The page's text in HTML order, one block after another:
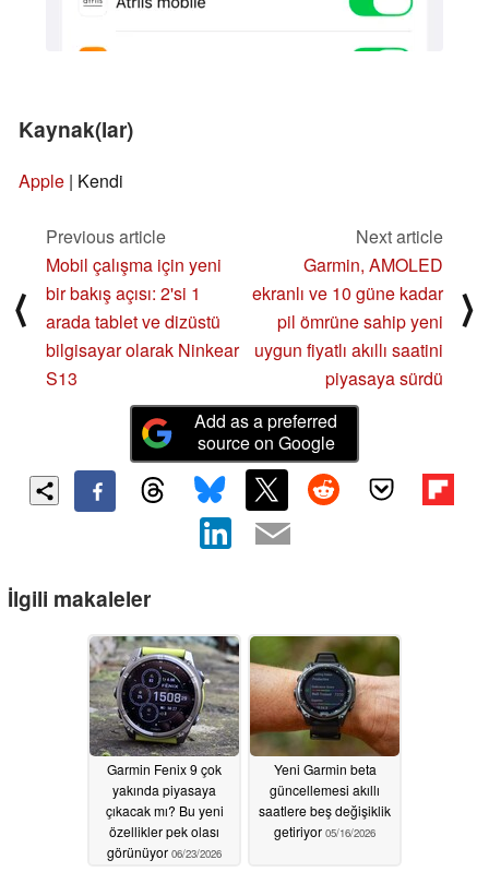
Kaynak(lar)
Apple | Kendi
⟨
Previous article
Mobil çalışma için yeni
bir bakış açısı: 2'si 1
arada tablet ve dizüstü
bilgisayar olarak Ninkear
S13
Next article
Garmin, AMOLED
ekranlı ve 10 güne kadar
pil ömrüne sahip yeni
uygun fiyatlı akıllı saatini
piyasaya sürdü
⟩
Add as a preferred
source on Google
İlgili makaleler
Garmin Fenix 9 çok
yakında piyasaya
çıkacak mı? Bu yeni
özellikler pek olası
görünüyor 06/23/2026
Yeni Garmin beta
güncellemesi akıllı
saatlere beş değişiklik
getiriyor 05/16/2026